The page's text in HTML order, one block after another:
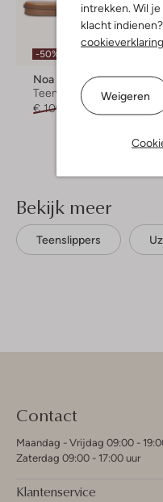
intrekken. Wil
klacht
cookieverklaring
Weigeren
-50%
Noa Harmon
Teenslippers
€ 109,95
€ 54,99
Bekijk meer
Teenslippers
Contact
Maandag - Vrijdag 09:00 -
Zaterdag 09:00 - 17:00 uur
Klantenservice